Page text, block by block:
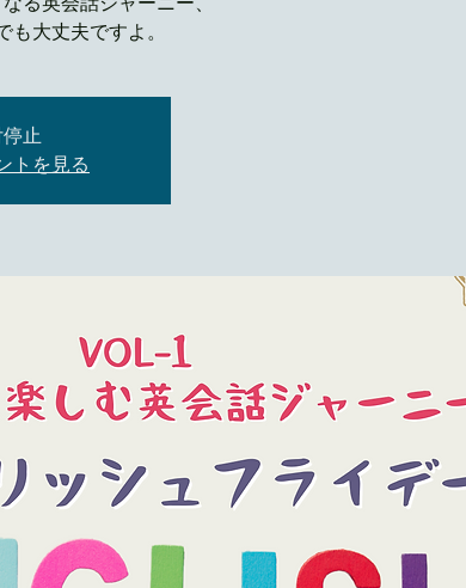
大丈夫ですよ。
止
トを見る